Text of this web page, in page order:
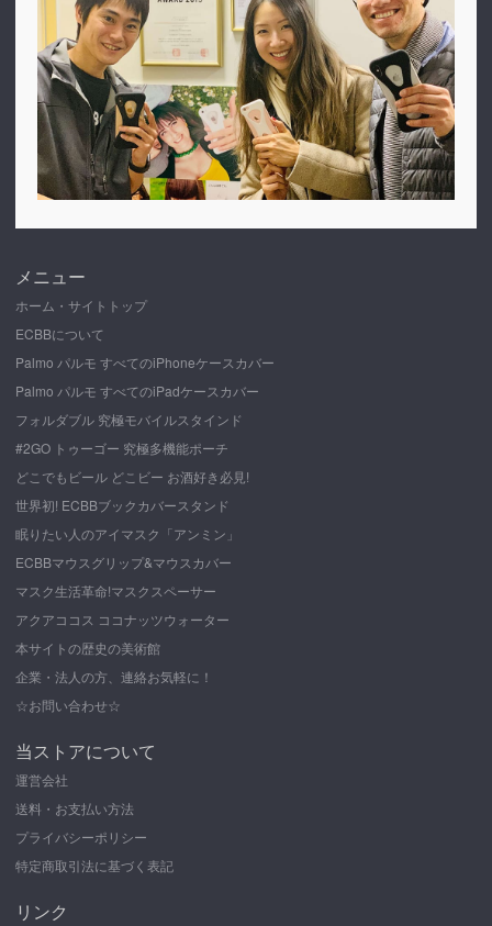
メニュー
ホーム・サイトトップ
ECBBについて
Palmo パルモ すべてのiPhoneケースカバー
Palmo パルモ すべてのiPadケースカバー
フォルダブル 究極モバイルスタインド
#2GO トゥーゴー 究極多機能ポーチ
どこでもビール どこビー お酒好き必見!
世界初! ECBBブックカバースタンド
眠りたい人のアイマスク「アンミン」
ECBBマウスグリップ&マウスカバー
マスク生活革命!マスクスペーサー
アクアココス ココナッツウォーター
本サイトの歴史の美術館
企業・法人の方、連絡お気軽に！
☆お問い合わせ☆
当ストアについて
運営会社
送料・お支払い方法
プライバシーポリシー
特定商取引法に基づく表記
リンク